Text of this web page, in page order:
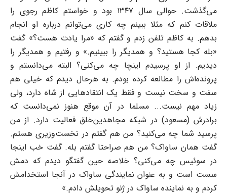
می‌گذشت. حوالی سال ۱۳۴۷ بود و خواستم کاظم رجوی را
ملاقات کنم که مثلا ببینم چه کاری می‌توانم درباره او انجام
بدهم. به کاظم تلفن زدم و گفتم که «مرا یادت هست؟» گفت
«بله کجا هستید؟ و همدیگر را ببینیم.» و رفتیم و همدیگر را
دیدیم. از او پرسیدم اینچا چه می‌کنی؟ البته می‌دانستم و
پرونده‌اش را مطالعه کرده بودم. به هرحال دیدم که خیلی هم
سفت و سخت نیست و فقط یک انتقادهایی از شاه دارد، ولی
زیاد مهم نیست... مسلما در آن موقع هنوز نمی‌دانست که
برادرش (مسعود) در شبکه مجاهدین‌خلق فعالیت دارد. از من
پرسید شما چه می‌کنید؟ من هم گفتم در نخست‌وزیری هستم.
گفت همان ساواک؟ من هم صراحتا گفتم بله. گفت خب اینجا
در سوئیس چه می‌کنی؟ خلاصه حین گفتگو دیدم که دمش
سست است و به عنوان نمایندگی ساواک در آنجا استخدامش
کردم و به نماینده ساواک در ژنو تحویلش دادم.»